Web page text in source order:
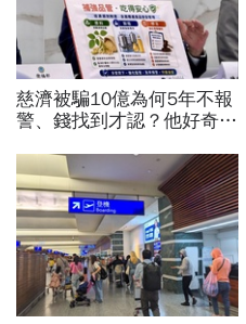
慈濟被騙10億為何5年不報
警、錢找到才認？他好奇：
「擋疫苗」黑鍋只求1件事